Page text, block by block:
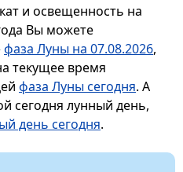
и освещенность на
Вы можете
фаза Луны на 07.08.2026,
текущее время
фаза Луны сегодня. А
сегодня лунный день,
день сегодня.